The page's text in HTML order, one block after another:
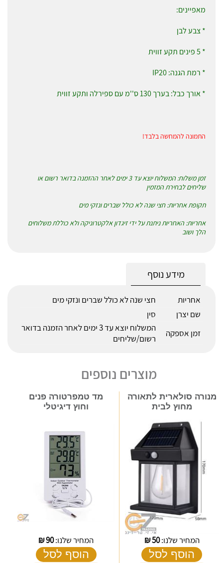
מאפיינים:
* צבע לבן
* 5 פינים תקע זווית
* רמת הגנה: IP20
* אורך כבל: בערך 130 ס''מ עם ספירלה ותקע זווית
התמונה להמחשה בלבד!
זמן משלוח: המשלוח יוצא עד 3 ימים לאחר ההזמנה בדואר רשום או
שליחים לבחירת המזמין
תקופת אחריות: חצי שנה לא כולל שברים ונזקי מים
אחריות: האחריות ניתנת על ידי זיגדון אלקטרוניקה ולא כוללת משלוחים
הלך ושוב
מידע נוסף
אחריות
חצי שנה לא כולל שברים ונזקי מים
שם יצרן
סין
זמן אספקה
המשלוח יוצא עד 3 ימים לאחר הזמנה בדואר
רשום/שליחים
מוצרים נוספים
מנורה סולארית לתאורה
מחוץ לבית
המחיר שלנו:50
₪
הוסף לסל
מד טמפרטורה פנים
וחוץ דיגיטלי
המחיר שלנו:90
₪
הוסף לסל